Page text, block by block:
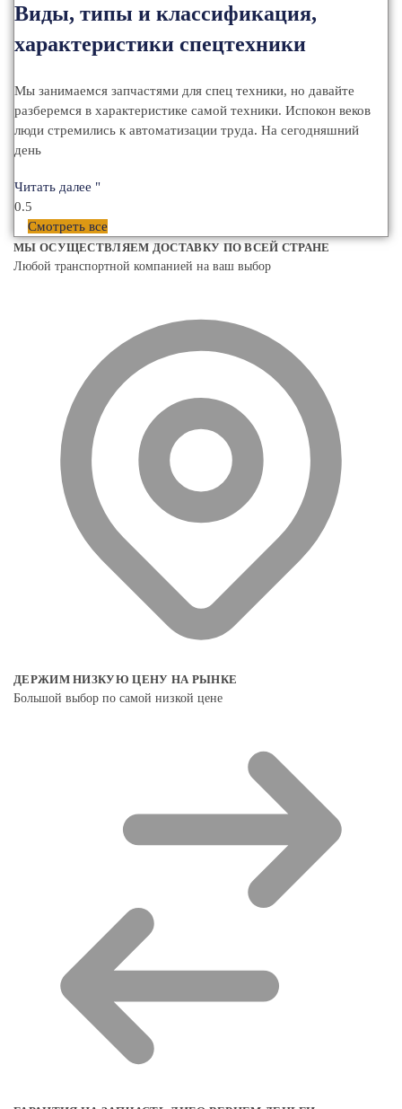
Виды, типы и классификация,
характеристики спецтехники
Мы занимаемся запчастями для спец техники, но давайте
разберемся в характеристике самой техники. Испокон веков
люди стремились к автоматизации труда. На сегодняшний
день
Читать далее "
Смотреть все
МЫ ОСУЩЕСТВЛЯЕМ ДОСТАВКУ ПО ВСЕЙ СТРАНЕ
Любой транспортной компанией на ваш выбор
ДЕРЖИМ НИЗКУЮ ЦЕНУ НА РЫНКЕ
Большой выбор по самой низкой цене